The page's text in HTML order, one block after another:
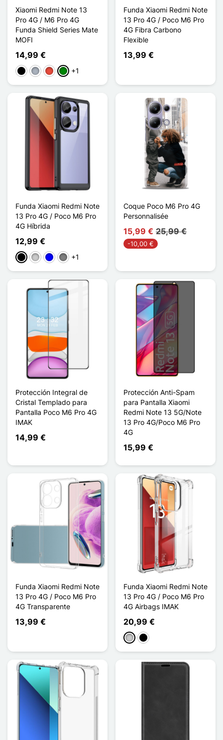
Xiaomi Redmi Note 13
Pro 4G / M6 Pro 4G
Funda Shield Series Mate
MOFI
14,99 €
NegroGris RojoVerde
+1
Funda Xiaomi Redmi Note
13 Pro 4G / Poco M6 Pro
4G Fibra Carbono
Flexible
13,99 €
Funda Xiaomi Redmi Note
13 Pro 4G / Poco M6 Pro
4G Híbrida
12,99 €
NegroTransparente
AzulGris Transparent
+1
Coque Poco M6 Pro 4G
Personnalisée
15,99 € 25,99 €
-10,00 €
Protección Integral de
Cristal Templado para
Pantalla Poco M6 Pro 4G
IMAK
14,99 €
Protección Anti-Spam
para Pantalla Xiaomi
Redmi Note 13 5G/Note
13 Pro 4G/Poco M6 Pro
4G
15,99 €
Funda Xiaomi Redmi Note
13 Pro 4G / Poco M6 Pro
4G Transparente
13,99 €
Funda Xiaomi Redmi Note
13 Pro 4G / Poco M6 Pro
4G Airbags IMAK
20,99 €
Transparente
Noir Transparent